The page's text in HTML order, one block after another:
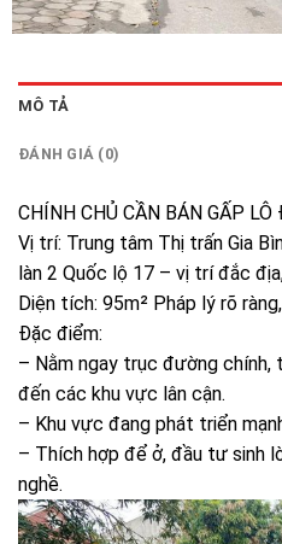
MÔ TẢ
ĐÁNH GIÁ (0)
CHÍNH CHỦ CẦN BÁN GẤP LÔ
Vị trí: Trung tâm Thị trấn Gia
làn 2 Quốc lộ 17 – vị trí đắc
Diện tích: 95m² Pháp lý rõ
Đặc điểm:
– Nằm ngay trục đường chính,
đến các khu vực lân cận.
– Khu vực đang phát triển
– Thích hợp để ở, đầu tư sinh
nghề.